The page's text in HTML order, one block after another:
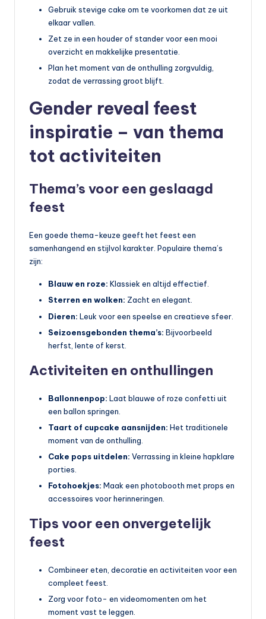
Gebruik stevige cake om te voorkomen dat ze uit
elkaar vallen.
Zet ze in een houder of stander voor een mooi
overzicht en makkelijke presentatie.
Plan het moment van de onthulling zorgvuldig,
zodat de verrassing groot blijft.
Gender reveal feest
inspiratie – van thema
tot activiteiten
Thema’s voor een geslaagd
feest
Een goede thema-keuze geeft het feest een
samenhangend en stijlvol karakter. Populaire thema’s
zijn:
Blauw en roze: Klassiek en altijd effectief.
Sterren en wolken: Zacht en elegant.
Dieren: Leuk voor een speelse en creatieve sfeer.
Seizoensgebonden thema’s: Bijvoorbeeld
herfst, lente of kerst.
Activiteiten en onthullingen
Ballonnenpop: Laat blauwe of roze confetti uit
een ballon springen.
Taart of cupcake aansnijden: Het traditionele
moment van de onthulling.
Cake pops uitdelen: Verrassing in kleine hapklare
porties.
Fotohoekjes: Maak een photobooth met props en
accessoires voor herinneringen.
Tips voor een onvergetelijk
feest
Combineer eten, decoratie en activiteiten voor een
compleet feest.
Zorg voor foto- en videomomenten om het
moment vast te leggen.